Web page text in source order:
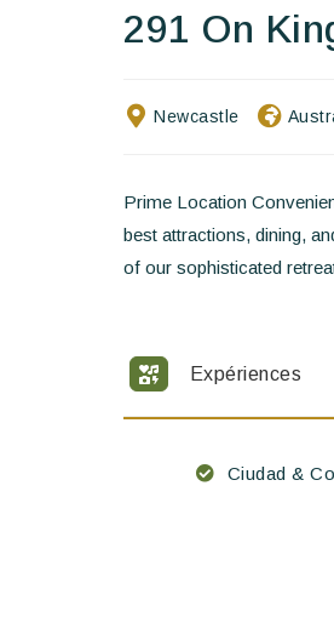
291 On
Newcastle
Prime Location
best attractions, dining,
of our sophisticated
Expériences
Ciudad &